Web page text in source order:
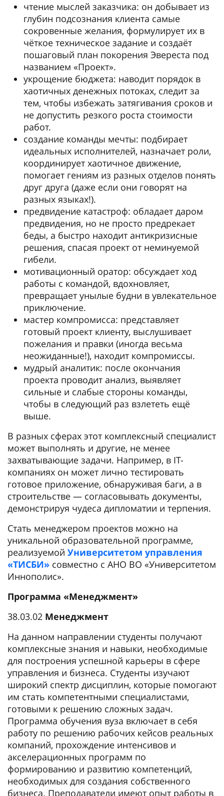
чтение мыслей заказчика: он добывает из
глубин подсознания клиента самые
сокровенные желания, формулирует их в
чёткое техническое задание и создаёт
пошаговый план покорения Эвереста под
названием «Проект».
укрощение бюджета: наводит порядок в
хаотичных денежных потоках, следит за
тем, чтобы избежать затягивания сроков и
не допустить резкого роста стоимости
работ.
создание команды мечты: подбирает
идеальных исполнителей, назначает роли,
координирует хаотичное движение,
помогает гениям из разных отделов понять
друг друга (даже если они говорят на
разных языках!).
предвидение катастроф: обладает даром
предвидения, но не просто предрекает
беды, а быстро находит антикризисные
решения, спасая проект от неминуемой
гибели.
мотивационный оратор: обсуждает ход
работы с командой, вдохновляет,
превращает унылые будни в увлекательное
приключение.
мастер компромисса: представляет
готовый проект клиенту, выслушивает
пожелания и правки (иногда весьма
неожиданные!), находит компромиссы.
мудрый аналитик: после окончания
проекта проводит анализ, выявляет
сильные и слабые стороны команды,
чтобы в следующий раз взлететь ещё
выше.
В разных сферах этот комплексный специалист
может выполнять и другие, не менее
захватывающие задачи. Например, в IT-
компаниях он может лично тестировать
готовое приложение, обнаруживая баги, а в
строительстве — согласовывать документы,
демонстрируя чудеса дипломатии и терпения.
Стать менеджером проектов можно на
уникальной образовательной программе,
реализуемой Университетом управления
«ТИСБИ» совместно с АНО ВО «Университетом
Иннополис».
Программа «Менеджмент»
38.03.02 Менеджмент
На данном направлении студенты получают
комплексные знания и навыки, необходимые
для построения успешной карьеры в сфере
управления и бизнеса. Студенты изучают
широкий спектр дисциплин, которые помогают
им стать компетентными специалистами,
готовыми к решению сложных задач.
Программа обучения вуза включает в себя
работу по решению рабочих кейсов реальных
компаний, прохождение интенсивов и
акселерационных программ по
формированию и развитию компетенций,
необходимых для создания собственного
бизнеса. Преподаватели имеют опыт работы в